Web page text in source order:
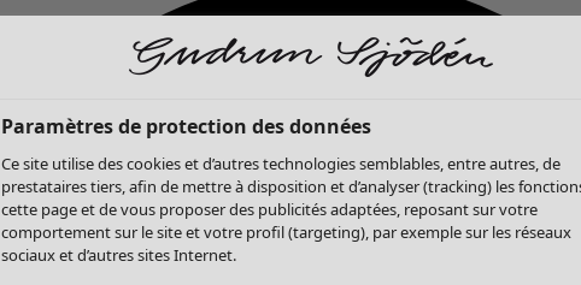
Paramètres de protection des données
Ce site utilise des cookies et d’autres technologies semblables, entre autres, de
prestataires tiers, afin de mettre à disposition et d’analyser (tracking) les
cette page et de vous proposer des publicités adaptées, reposant sur votre
comportement sur le site et votre profil (targeting), par exemple sur les réseaux
sociaux et d’autres sites Internet.